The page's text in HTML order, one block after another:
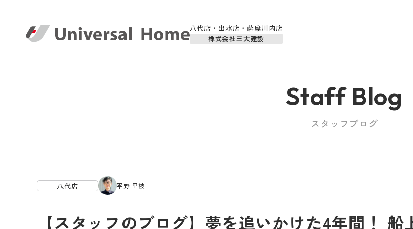
八代店・出水店・薩摩川内店
株式会社三大建設
Staff Blog
スタッフブログ
八代店 平野 里枝
【スタッフのブログ】夢を追いかけた4年間！